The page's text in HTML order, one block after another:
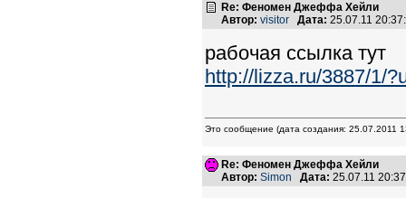
Re: Феномен Джеффа Хейли
Автор: visitor Дата: 25.07.11
рабочая ссылка тут
http://lizza.ru/3887/1/
Это сообщение (дата создания:
Re: Феномен Джеффа Хейли
Автор: Simon Дата: 25.07.11